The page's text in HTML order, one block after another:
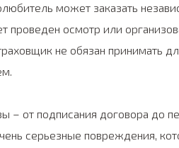
может заказать
проведен осмотр или
не обязан принимать
– от подписания договора до
серьезные повреждения,